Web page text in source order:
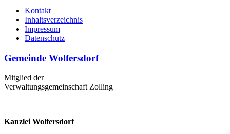
Kontakt
Inhaltsverzeichnis
Impressum
Datenschutz
Gemeinde Wolfersdorf
Mitglied der
Verwaltungsgemeinschaft Zolling
Kanzlei Wolfersdorf